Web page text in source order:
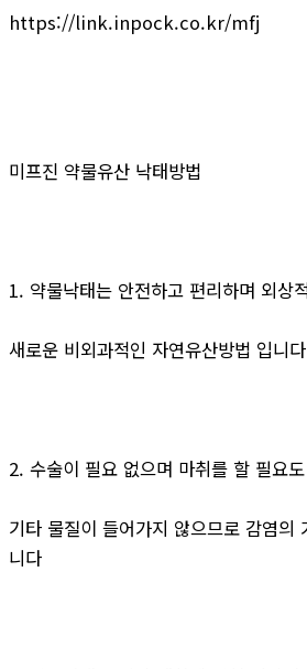
https://link.inpock.co.kr/mfj
미프진 약물유산 낙태방법
1. 약물낙태는 안전하고 편리하며 외상
새로운 비외과적인 자연유산방법 입니다
2. 수술이 필요 없으며 마취를 할 필요
기타 물질이 들어가지 않으므로 감염의
니다